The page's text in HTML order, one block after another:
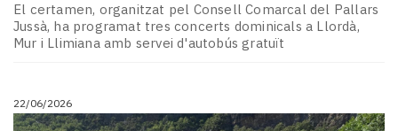
El certamen, organitzat pel Consell Comarcal del Pallars
Jussà, ha programat tres concerts dominicals a Llordà,
Mur i Llimiana amb servei d'autobús gratuït
22/06/2026